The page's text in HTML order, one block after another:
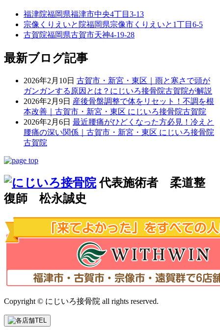
福津院福岡県福津市中央4丁目3-13
宗像くりえいと院福岡県宗像市くりえいと1丁目6-5
古賀院福岡県古賀市天神4-19-28
最新ブログ記事
2026年2月10日 古賀市・新宮・東区｜雨と寒さで頭が
ガンガンする原因とは？にじいろ接骨院古賀院が解説
2026年2月9日 産後骨盤調整で体をリセット！不調を根
本改善｜古賀市・新宮・東区 にじいろ接骨院古賀院
2026年2月6日 最近腰痛がひどくなった方必見！冷えと
腰痛の深い関係｜古賀市・新宮・東区 にじいろ接骨院
古賀院
代表施術者 柔道整
復師 松永誠史
Copyright © にじいろ接骨院 all rights reserved.